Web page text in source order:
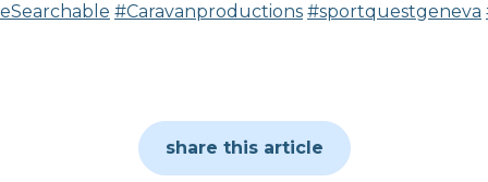
#Caravanproductions #sportquestgeneva
share this article